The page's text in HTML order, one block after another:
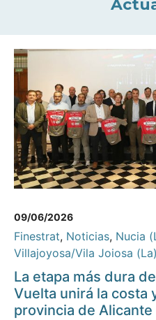
09/06/2026
Finestrat, Noticias, Nucia
Villajoyosa/Vila Joiosa (La)
La etapa más dura
Vuelta unirá la costa
provincia de